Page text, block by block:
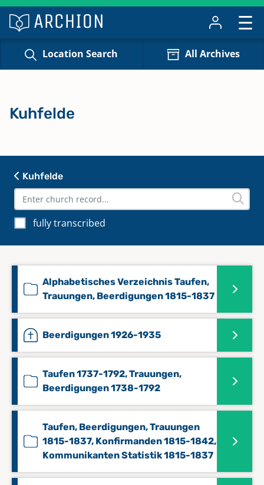
Location Search All Archives
Kuhfelde
fully transcribed
Alphabetisches Verzeichnis Taufen,
Trauungen, Beerdigungen 1815-1837
Beerdigungen 1926-1935
Taufen 1737-1792, Trauungen,
Beerdigungen 1738-1792
Taufen, Beerdigungen, Trauungen
1815-1837, Konfirmanden 1815-1842,
Kommunikanten Statistik 1815-1837
Kuhfelde